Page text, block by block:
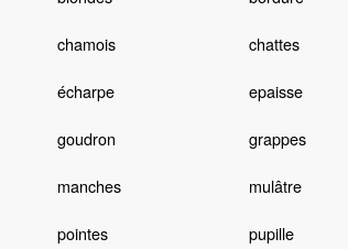
chamois chattes
écharpe epaisse
goudron grappes
manches mulâtre
pointes pupille